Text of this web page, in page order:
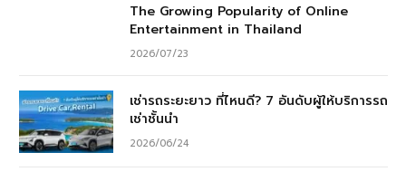
The Growing Popularity of Online
Entertainment in Thailand
2026/07/23
เช่ารถระยะยาว ที่ไหนดี? 7 อันดับผู้ให้บริการรถ
เช่าชั้นนำ
2026/06/24